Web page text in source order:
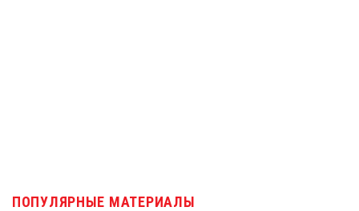
ПОПУЛЯРНЫЕ МАТЕРИАЛЫ